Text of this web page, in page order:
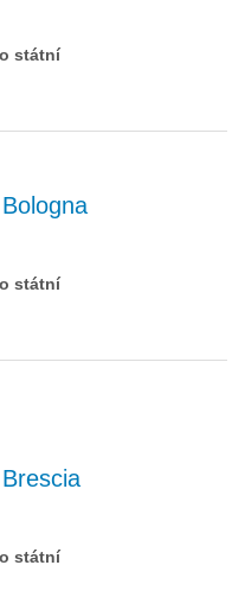
státní
státní
státní